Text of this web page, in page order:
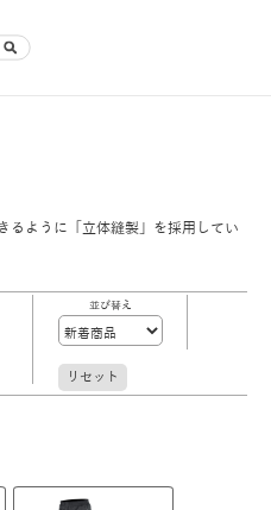
るように「立体縫製」を採用してい
並び替え
リセット